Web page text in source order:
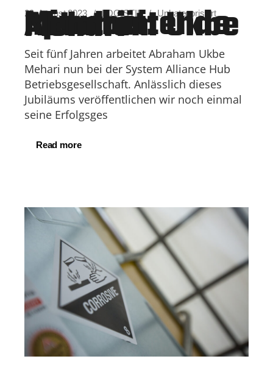
29. August 2023 LOGISTIK Unkategorisiert
Mitarbeitendenporträt: Abraham Ukbe Mehari
Seit fünf Jahren arbeitet Abraham Ukbe
Mehari nun bei der System Alliance Hub
Betriebsgesellschaft. Anlässlich dieses
Jubiläums veröffentlichen wir noch einmal
seine Erfolgsges
Read more